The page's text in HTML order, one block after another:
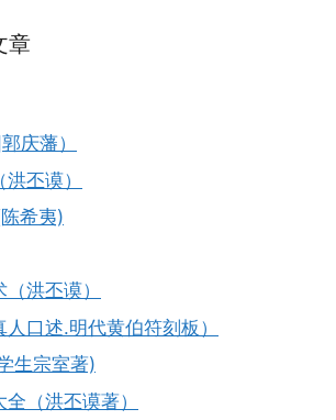
章
庆藩）
丕谟）
希夷)
洪丕谟）
口述.明代黄伯符刻板）
生宗室著)
（洪丕谟著）